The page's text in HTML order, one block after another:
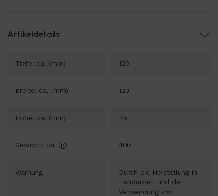
Artikeldetails
Tiefe: ca. (mm) 120
Breite: ca. (mm) 120
Höhe: ca. (mm) 75
Gewicht: ca. (g) 400
Warnung
Durch die Herstellung in
Handarbeit und der
Verwendung von